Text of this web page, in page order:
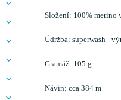
Složení: 100% merino
Údržba: superwash -
Gramáž: 105 g
Návin: cca 384 m